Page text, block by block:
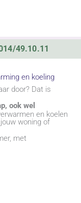
49.10.11
en koeling
en koelen
door? Dat is
ook wel
jouw woning of
met